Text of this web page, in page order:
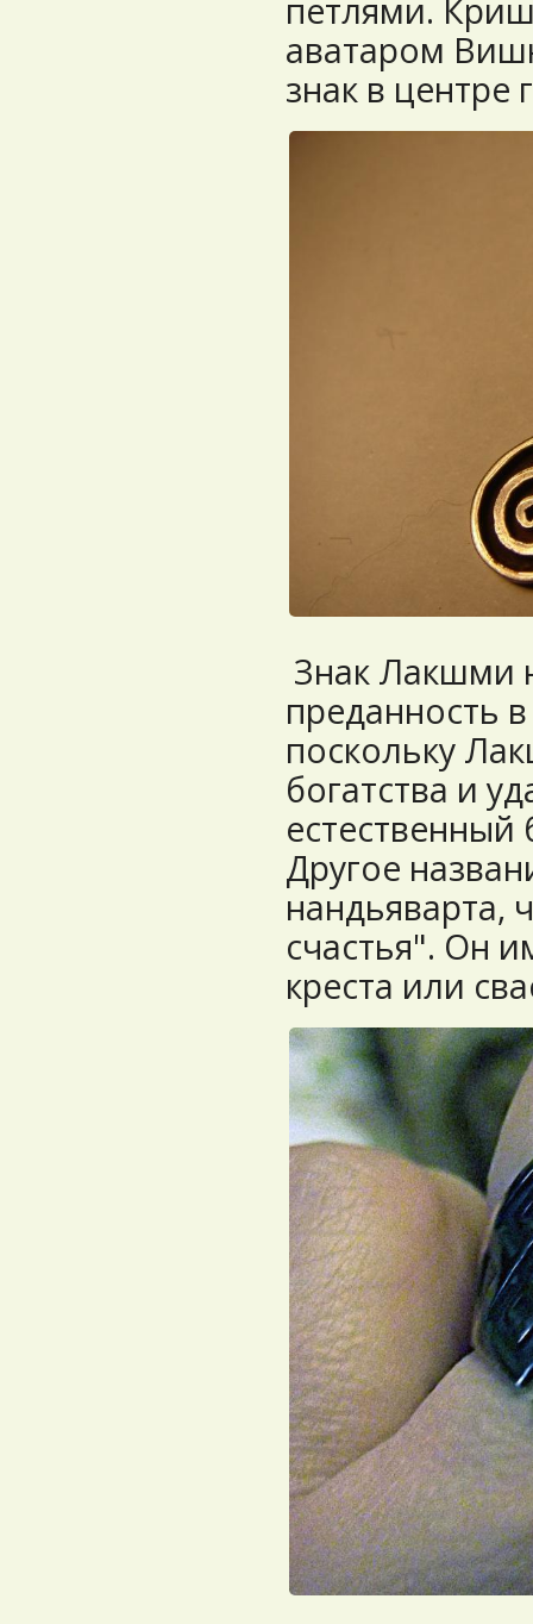
петлями.
аватаром
знак в центре
Знак Лакшми
преданность
поскольку
богатства и
Другое
нандьяварта,
счастья". Он
креста или